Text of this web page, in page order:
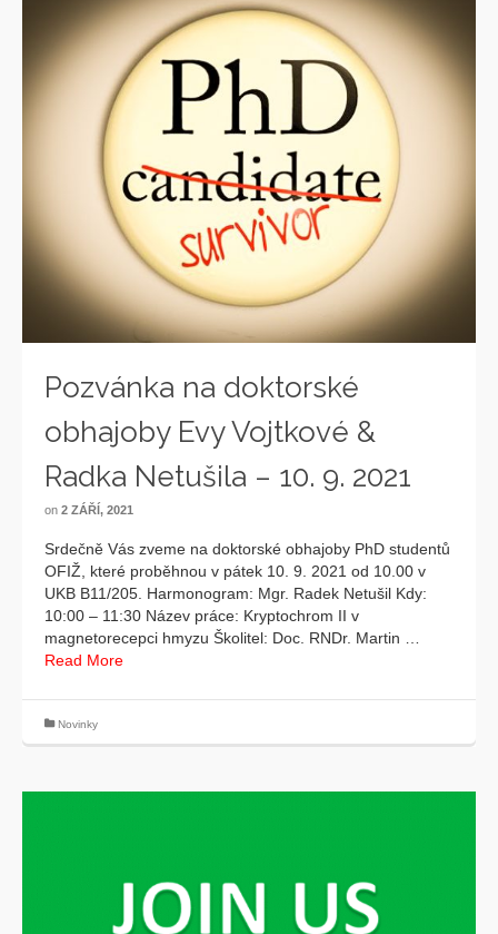
Pozvánka na doktorské
obhajoby Evy Vojtkové &
Radka Netušila – 10. 9. 2021
on 2 ZÁŘÍ, 2021
Srdečně Vás zveme na doktorské obhajoby PhD studentů
OFIŽ, které proběhnou v pátek 10. 9. 2021 od 10.00 v
UKB B11/205. Harmonogram: Mgr. Radek Netušil Kdy:
10:00 – 11:30 Název práce: Kryptochrom II v
magnetorecepci hmyzu Školitel: Doc. RNDr. Martin …
Read More
Novinky